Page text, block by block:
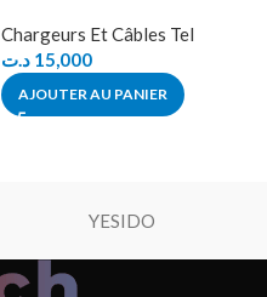
Chargeurs Et Câbles Tel
15,000 د.ت
AJOUTER AU PANIER
YESIDO